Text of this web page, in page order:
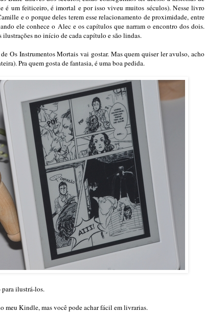
é um feiticeiro, é imortal e por isso viveu muitos séculos). Nesse livro
e o porque deles terem esse relacionamento de proximidade, entre
ele conhece o Alec e os capítulos que narram o encontro dos dois.
no início de cada capítulo e são lindas.
Os Instrumentos Mortais vai gostar. Mas quem quiser ler avulso, acho
Pra quem gosta de fantasia, é uma boa pedida.
ilustrá-los.
meu Kindle, mas você pode achar fácil em livrarias.